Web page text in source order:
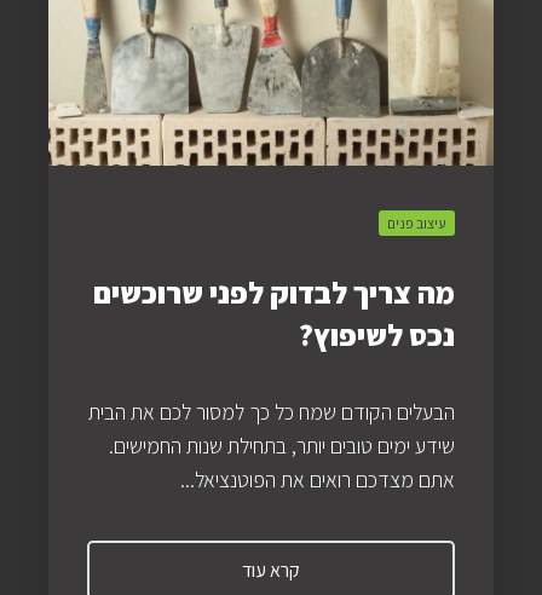
עיצוב פנים
מה צריך לבדוק לפני שרוכשים
נכס לשיפוץ?
הבעלים הקודם שמח כל כך למסור לכם את הבית
שידע ימים טובים יותר, בתחילת שנות החמישים.
אתם מצדכם רואים את הפוטנציאל...
קרא עוד